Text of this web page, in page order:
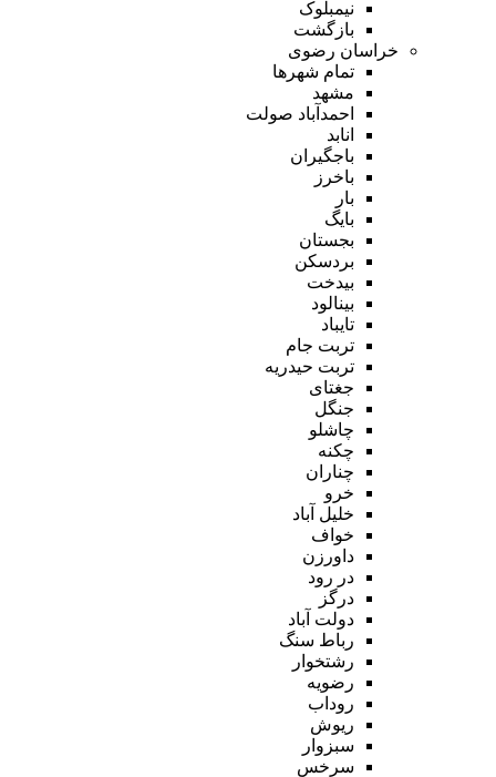
نیمبلوک
بازگشت
خراسان رضوی
تمام شهر‌ها
مشهد
احمدآباد صولت
انابد
باجگیران
باخرز
بار
بایگ
بجستان
بردسکن
بیدخت
بینالود
تایباد
تربت جام
تربت حیدریه
جغتای
جنگل
چاشلو
چکنه
چناران
خرو
خلیل آباد
خواف
داورزن
در رود
درگز
دولت آباد
رباط سنگ
رشتخوار
رضویه
روداب
ریوش
سبزوار
سرخس